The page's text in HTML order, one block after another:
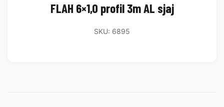
FLAH 6×1,0 profil 3m AL sjaj
SKU: 6895